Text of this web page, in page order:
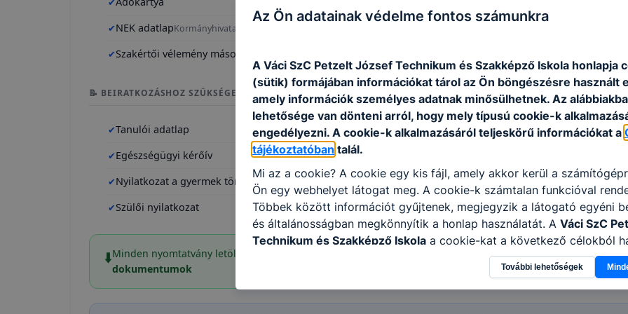
NEK adatlapKormányhivatalban igényelhető – diákigazolványhoz szükséges
Szakértői vélemény másolata
📝 BEIRATKOZÁSHOZ SZÜKSÉGES NYOMTATVÁNYOK
Tanulói adatlap
Egészségügyi kérőív
Nyilatkozat a gyermek törvényes képviseletéről
Szülői nyilatkozat
⬇️Minden nyomtatvány letölthető honlapunkról: → Tanulóinknak → Letölthető
dokumentumok
Az Ön adatainak védelme fontos számunkra
A Váci SzC Petzelt József Technikum és Szakképző Iskola honlapja
(sütik) formájában információkat tárol az Ön böngészésre használt
amely információk személyes adatnak minősülhetnek. Az
lehetősége van dönteni arról, hogy mely típusú cookie-k
engedélyezni. A cookie-k alkalmazásáról teljeskörű információkat a
tájékoztatóban talál.
Mi az a cookie? A cookie egy kis fájl, amely akkor kerül a
Ön egy webhelyet látogat meg. A cookie-k számtalan funkcióval
Többek között információt gyűjtenek, megjegyzik a látogató egyéni
és általánosságban megkönnyítik a honlap használatát. A Váci SzC
Technikum és Szakképző Iskola a cookie-kat a következő célokból
információ gyűjtése azzal kapcsolatban, hogyan használja Ön a
felmérésével, hogy a honlap melyik részeit látogatja, vagy használja
így megtudhatjuk, hogyan biztosítsunk Önnek még jobb felhasználói
ismét meglátogatja oldalunkat, honlap fejlesztése. Hogyan
További lehetőségek